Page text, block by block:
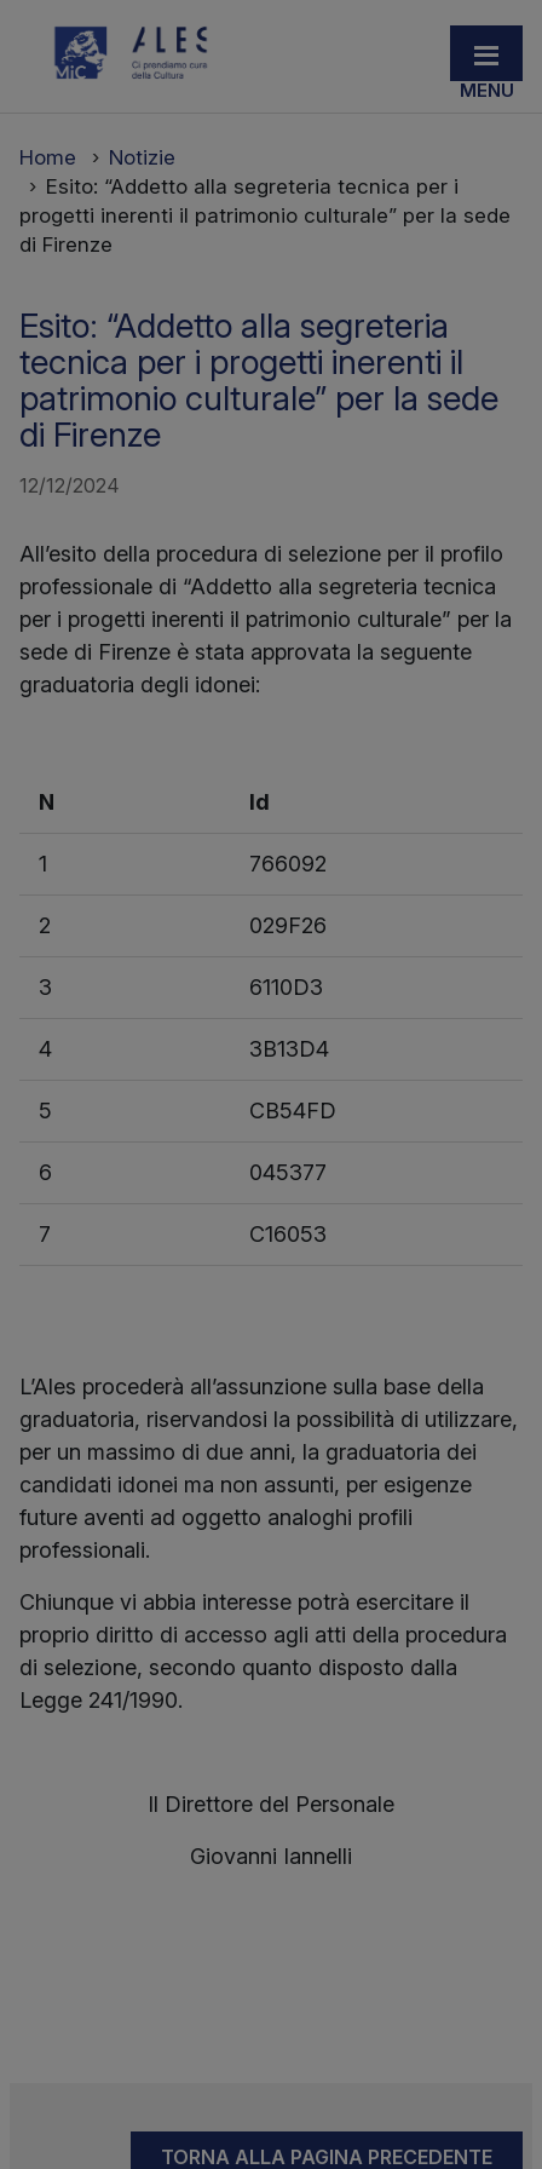
Home
Notizie
Esito: “Addetto alla segreteria tecnica per i
progetti inerenti il patrimonio culturale” per la sede
di Firenze
Esito: “Addetto alla segreteria
tecnica per i progetti inerenti il
patrimonio culturale” per la sede
di Firenze
12/12/2024
All’esito della procedura di selezione per il profilo
professionale di “Addetto alla segreteria tecnica
per i progetti inerenti il patrimonio culturale” per la
sede di Firenze è stata approvata la seguente
graduatoria degli idonei:
N Id
1 766092
2 029F26
3 6110D3
4 3B13D4
5 CB54FD
6 045377
7 C16053
L’Ales procederà all’assunzione sulla base della
graduatoria, riservandosi la possibilità di utilizzare,
per un massimo di due anni, la graduatoria dei
candidati idonei ma non assunti, per esigenze
future aventi ad oggetto analoghi profili
professionali.
Chiunque vi abbia interesse potrà esercitare il
proprio diritto di accesso agli atti della procedura
di selezione, secondo quanto disposto dalla
Legge 241/1990.
Il Direttore del Personale
Giovanni Iannelli
TORNA ALLA PAGINA PRECEDENTE